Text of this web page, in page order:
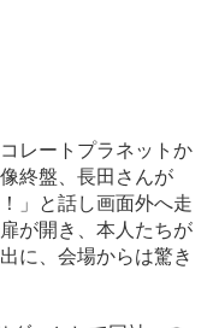
レートプラネットか
終盤、長田さんが
」と話し画面外へ走
が開き、本人たちが
に、会場からは驚き